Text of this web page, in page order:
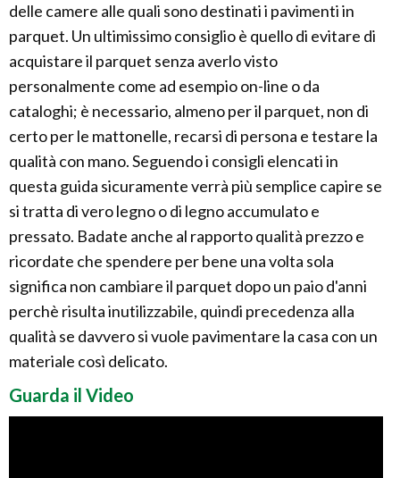
delle camere alle quali sono destinati i pavimenti in
parquet. Un ultimissimo consiglio è quello di evitare di
acquistare il parquet senza averlo visto
personalmente come ad esempio on-line o da
cataloghi; è necessario, almeno per il parquet, non di
certo per le mattonelle, recarsi di persona e testare la
qualità con mano. Seguendo i consigli elencati in
questa guida sicuramente verrà più semplice capire se
si tratta di vero legno o di legno accumulato e
pressato. Badate anche al rapporto qualità prezzo e
ricordate che spendere per bene una volta sola
significa non cambiare il parquet dopo un paio d'anni
perchè risulta inutilizzabile, quindi precedenza alla
qualità se davvero si vuole pavimentare la casa con un
materiale così delicato.
Guarda il Video